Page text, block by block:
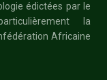
édictées par le
la
Africaine